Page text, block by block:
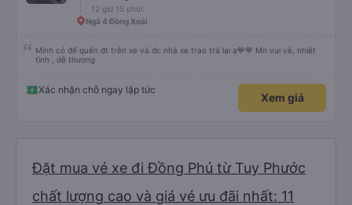
12 giờ 15 phút
Ngã 4 Đồng Xoài
Mình có để quên đt trên xe và đc nhà xe trao trả lại ạ💙💙 Mn vui vẻ, nhiệt
tình , dễ thương
Xác nhận chỗ ngay lập tức
Xem giá
Đặt mua vé xe đi Đồng Phú từ Tuy Phước
chất lượng cao và giá vé ưu đãi nhất: 11